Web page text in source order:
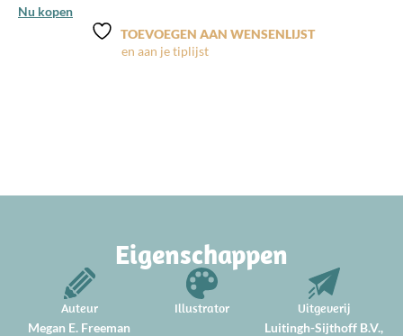
Nu kopen
TOEVOEGEN AAN WENSENLIJST
Eigenschappen
Auteur
Megan E. Freeman
Illustrator Uitgeverij
Luitingh-Sijthoff B.V.,